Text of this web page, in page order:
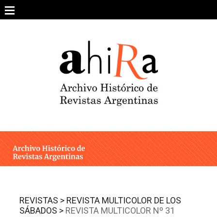
content
ARCHIVO DE REVISTAS
ESTUDIOS CRÍTICOS
INTEGRANTES
CONTACTO
REVISTAS > REVISTA MULTICOLOR DE LOS
SÁBADOS > REVISTA MULTICOLOR Nº 31